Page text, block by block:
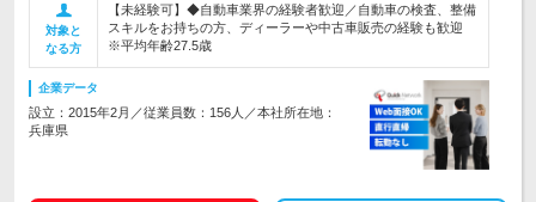
対象と
なる方
【未経験可】◆自動車業界の経験者歓迎／自動車の検査、整備
スキルをお持ちの方、ディーラーや中古車販売の経験も歓迎
※平均年齢27.5歳
企業データ
設立：2015年2月／従業員数：156人／本社所在地：
兵庫県